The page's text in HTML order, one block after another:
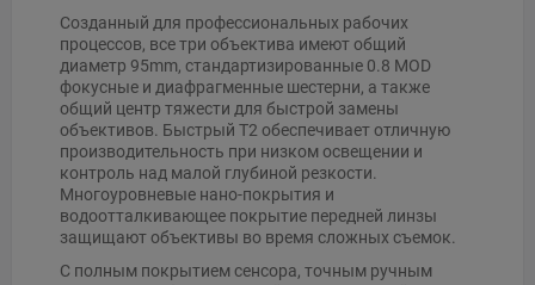
Созданный для профессиональных рабочих
процессов, все три объектива имеют общий
диаметр 95mm, стандартизированные 0.8 MOD
фокусные и диафрагменные шестерни, а также
общий центр тяжести для быстрой замены
объективов. Быстрый T2 обеспечивает отличную
производительность при низком освещении и
контроль над малой глубиной резкости.
Многоуровневые нано-покрытия и
водоотталкивающее покрытие передней линзы
защищают объективы во время сложных съемок.
С полным покрытием сенсора, точным ручным